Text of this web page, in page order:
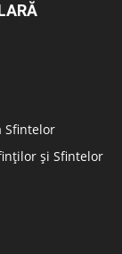
Sfintelor
și Sfintelor